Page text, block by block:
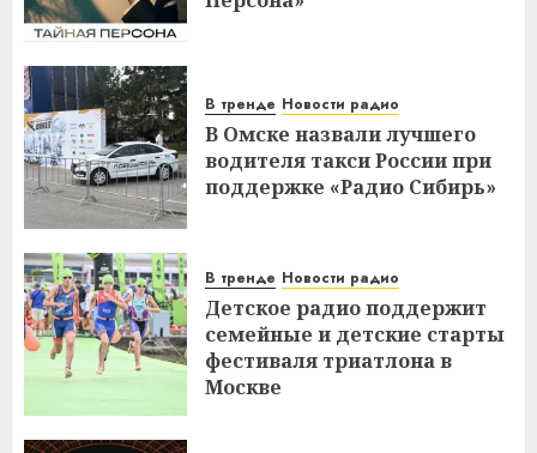
В тренде Новости радио
В Омске назвали лучшего
водителя такси России при
поддержке «Радио Сибирь»
В тренде Новости радио
Детское радио поддержит
семейные и детские старты
фестиваля триатлона в
Москве